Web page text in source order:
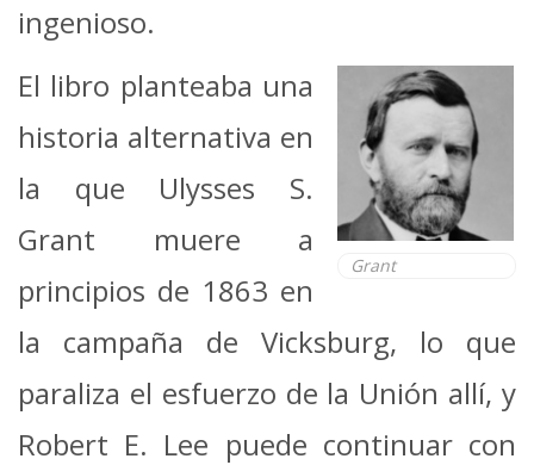
ingenioso.
Grant
El libro planteaba una
historia alternativa en
la que Ulysses S.
Grant muere a
principios de 1863 en
la campaña de Vicksburg, lo que
paraliza el esfuerzo de la Unión allí, y
Robert E. Lee puede continuar con